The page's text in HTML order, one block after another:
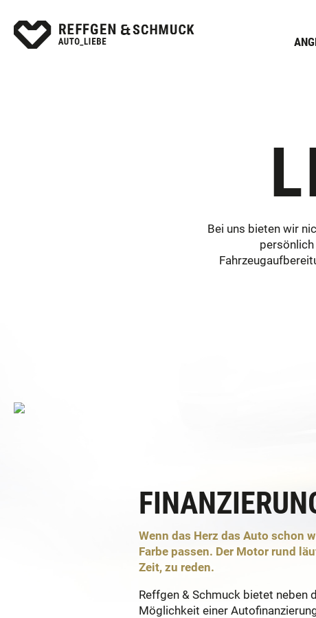
Bei uns bieten wir
persönlich
Wenn das Herz das Auto schon
Farbe passen. Der Motor rund
Zeit, zu reden.
Reffgen & Schmuck bietet neben
Möglichkeit einer